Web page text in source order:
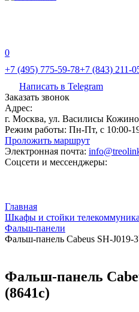
0
+7 (495) 775-59-78+7 (843) 211-
Написать в Telegram
Заказать звонок
Адрес:
г. Москва, ул. Василисы
Режим работы: Пн-Пт, с 10:00-
Проложить маршрут
Электронная почта:
Соцсети и мессенджеры:
Главная
Шкафы и стойки
Фальш-панели
Фальш-панель Cabeus SH-J019-
Фальш-панель
(8641c)